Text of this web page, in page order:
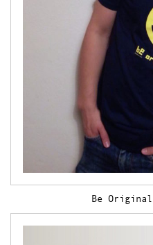
Be